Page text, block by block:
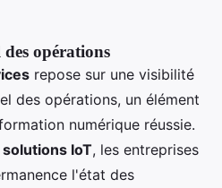
opérations
repose sur une visibilité
des opérations, un élément
numérique réussie.
solutions IoT, les entreprises
l'état des